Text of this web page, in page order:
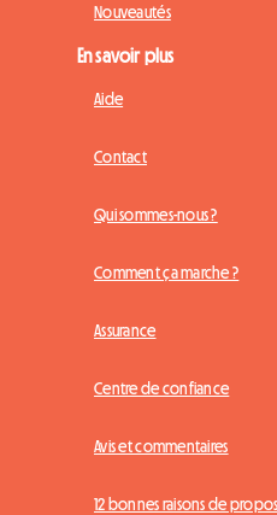
Nouveautés
En savoir plus
Aide
Contact
Qui sommes-nous ?
Comment ça marche ?
Assurance
Centre de confiance
Avis et commentaires
12 bonnes raisons de